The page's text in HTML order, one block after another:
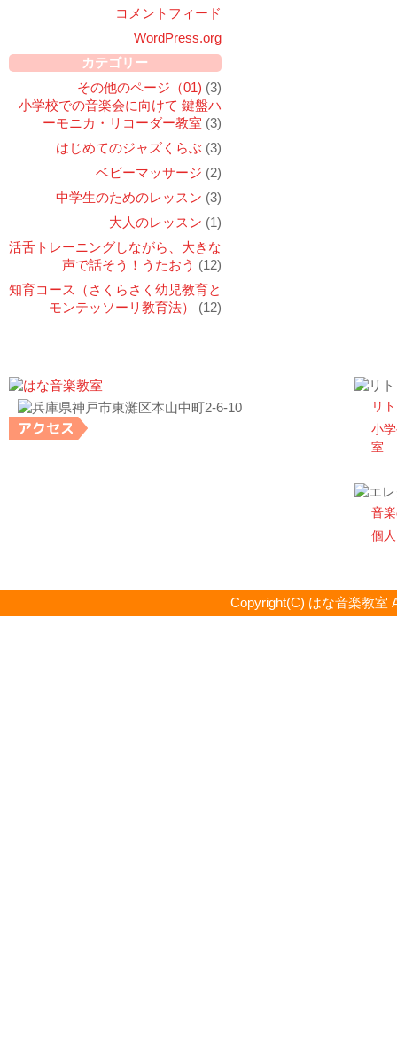
コメントフィード
WordPress.org
カテゴリー
その他のページ（01) (3)
小学校での音楽会に向けて 鍵盤ハ
ーモニカ・リコーダー教室 (3)
はじめてのジャズくらぶ (3)
ベビーマッサージ (2)
中学生のためのレッスン (3)
大人のレッスン (1)
活舌トレーニングしながら、大きな
声で話そう！うたおう (12)
知育コース（さくらさく幼児教育と
モンテッソーリ教育法）
(12)
リ
小
室
音
個
Copyright(C) はな音楽教室